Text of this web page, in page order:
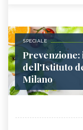
SPECIALE
Prevenzione:
dell'Istituto
Milano